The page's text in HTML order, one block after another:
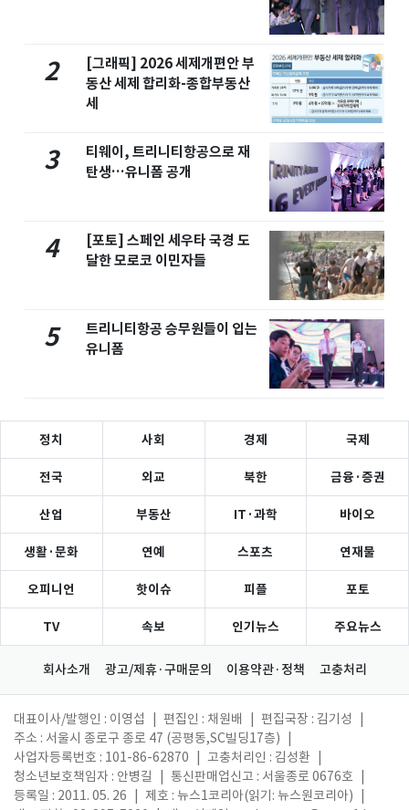
2
[그래픽] 2026 세제개편안 부
동산 세제 합리화-종합부동산
세
3
티웨이, 트리니티항공으로 재
탄생…유니폼 공개
4
[포토] 스페인 세우타 국경 도
달한 모로코 이민자들
5
트리니티항공 승무원들이 입는
유니폼
정치 사회 경제 국제
전국 외교 북한 금융·증권
산업 부동산 IT·과학 바이오
생활·문화 연예 스포츠 연재물
오피니언 핫이슈 피플 포토
TV 속보 인기뉴스 주요뉴스
회사소개 광고/제휴·구매문의 이용약관·정책 고충처리
대표이사/발행인 : 이영섭 편집인 : 채원배 편집국장 : 김기성
주소 : 서울시 종로구 종로 47 (공평동,SC빌딩17층)
사업자등록번호 : 101-86-62870
고충처리인 : 김성환
청소년보호책임자 : 안병길
통신판매업신고 : 서울종로 0676호
등록일 : 2011. 05. 26
제호 : 뉴스1코리아(읽기: 뉴스원코리아)